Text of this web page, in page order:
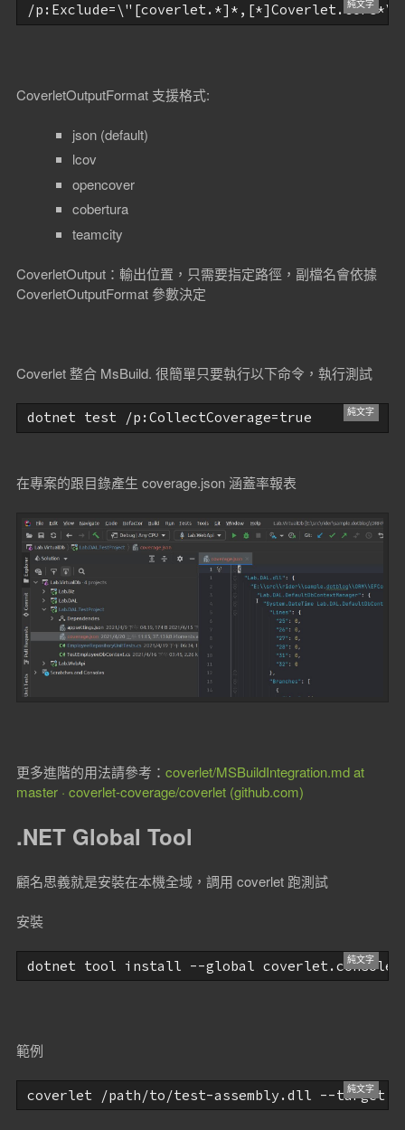
/
CoverletOutputFormat 支援格式:
json (default)
lcov
opencover
cobertura
teamcity
CoverletOutput：輸出位置，只需要指定路徑，副檔名會依據
CoverletOutputFormat 參數決定
Coverlet 整合 MsBuild. 很簡單只要執行以下命令，執行測試
dotnet test /p:CollectCoverage=true
在專案的跟目錄產生 coverage.json 涵蓋率報表
更多進階的用法請參考： coverlet/MSBuildIntegration.md at
master · coverlet-coverage/coverlet (github.com)
.NET Global Tool
顧名思義就是安裝在本機全域，調用 coverlet 跑測試
安裝
dotnet tool install --global coverlet.console
範例
coverlet /path/to/test-assembly.dll --target